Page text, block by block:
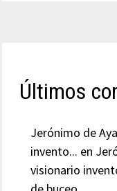
Últimos
Jerónimo de
invento... en
visionario